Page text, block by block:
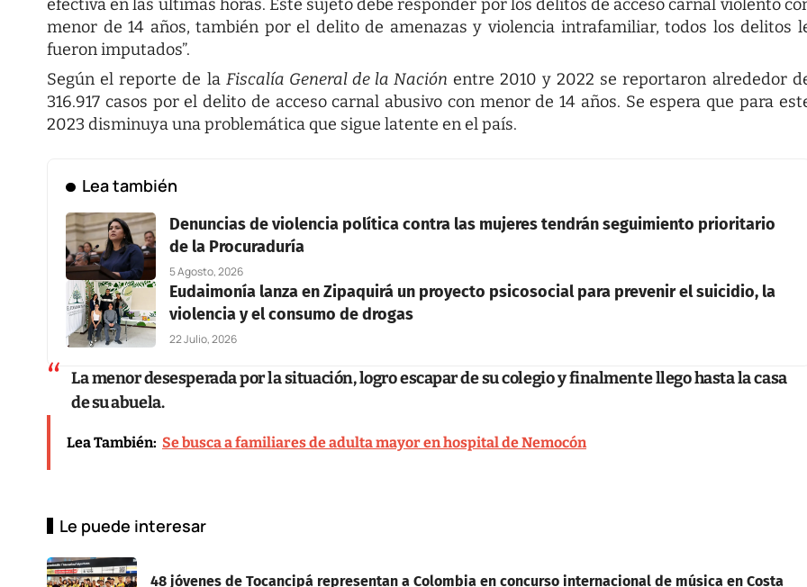
efectiva en las últimas horas. Este sujeto debe responder por los delitos de acceso carnal violento
menor de 14 años, también por el delito de amenazas y violencia intrafamiliar, todos los delitos
fueron imputados”.
Según el reporte de la Fiscalía General de la Nación entre 2010 y 2022 se reportaron alrededor
316.917 casos por el delito de acceso carnal abusivo con menor de 14 años. Se espera que para
2023 disminuya una problemática que sigue latente en el país.
Lea también
Denuncias de violencia política contra las mujeres tendrán seguimiento prioritario
de la Procuraduría
5 Agosto, 2026
Eudaimonía lanza en Zipaquirá un proyecto psicosocial para prevenir el suicidio, la
violencia y el consumo de drogas
22 Julio, 2026
La menor desesperada por la situación, logro escapar de su colegio y finalmente llego hasta la casa
de su abuela.
Lea También: Se busca a familiares de adulta mayor en hospital de Nemocón
Le puede interesar
48 jóvenes de Tocancipá representan a Colombia en concurso internacional de música en Costa